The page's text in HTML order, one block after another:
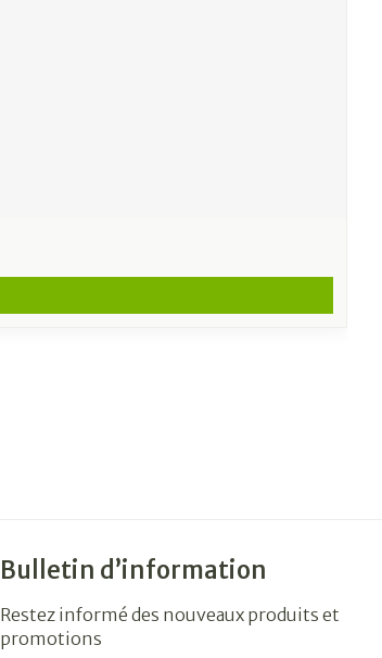
Bulletin d’information
Restez informé des nouveaux produits et
promotions